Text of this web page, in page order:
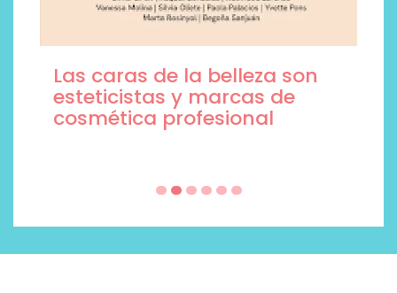
Las caras de la belleza son
esteticistas y marcas de
cosmética profesional